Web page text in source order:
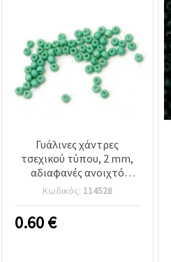
Γυάλινες χάντρες
τσεχικού τύπου, 2 mm,
αδιαφανές ανοιχτό
πράσινο, 15 g (~2050
τεμ.)
Κωδικός: 114528
0.60€